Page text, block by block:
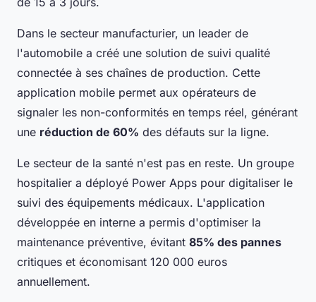
Dans le secteur manufacturier, un leader de
l'automobile a créé une solution de suivi qualité
connectée à ses chaînes de production. Cette
application mobile permet aux opérateurs de
signaler les non-conformités en temps réel, générant
une réduction de 60% des défauts sur la ligne.
Le secteur de la santé n'est pas en reste. Un groupe
hospitalier a déployé Power Apps pour digitaliser le
suivi des équipements médicaux. L'application
développée en interne a permis d'optimiser la
maintenance préventive, évitant 85% des pannes
critiques et économisant 120 000 euros
annuellement.